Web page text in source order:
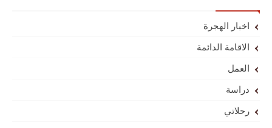
اخبار الهجرة
الاقامة الدائمة
العمل
دراسة
رحلاتي